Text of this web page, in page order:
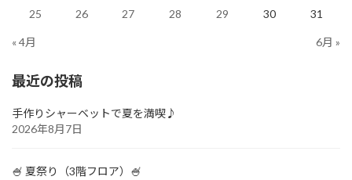
25
26 27 28 29 30 31
« 4月 6月 »
最近の投稿
手作りシャーベットで夏を満喫♪
2026年8月7日
🍧 夏祭り（3階フロア）🍧